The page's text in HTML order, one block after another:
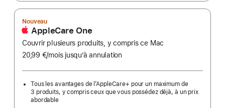
Nouveau
AppleCare One
Couvrir plusieurs produits, y compris ce Mac
20,99 €/moispar
jusqu’à annulation
Tous les avantages de l’AppleCare+ pour un maximum de
3 produits, y compris ceux que vous possédez déjà, à un prix
abordable